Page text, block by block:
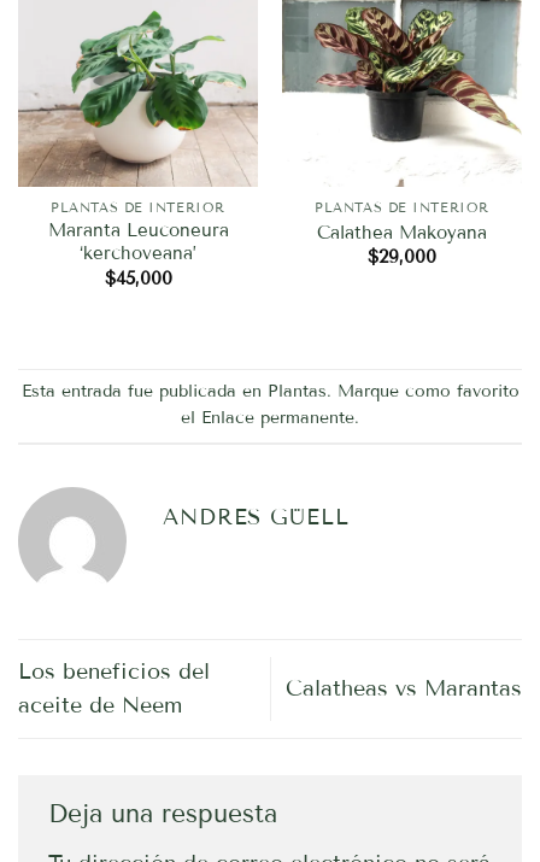
PLANTAS DE INTERIOR
Maranta Leuconeura
‘kerchoveana’
$45,000
PLANTAS DE INTERIOR
Calathea Makoyana
$29,000
Esta entrada fue publicada en Plantas. Marque como favorito
el Enlace permanente.
ANDRES GÜELL
Los beneficios del
aceite de Neem
Calatheas vs Marantas
Deja una respuesta